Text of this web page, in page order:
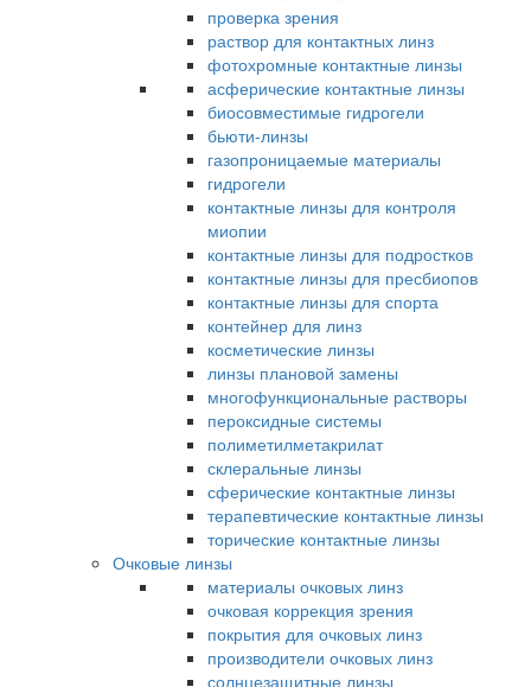
проверка зрения
раствор для контактных линз
фотохромные контактные линзы
асферические контактные линзы
биосовместимые гидрогели
бьюти-линзы
газопроницаемые материалы
гидрогели
контактные линзы для контроля
миопии
контактные линзы для подростков
контактные линзы для пресбиопов
контактные линзы для спорта
контейнер для линз
косметические линзы
линзы плановой замены
многофункциональные растворы
пероксидные системы
полиметилметакрилат
склеральные линзы
сферические контактные линзы
терапевтические контактные линзы
торические контактные линзы
Очковые линзы
материалы очковых линз
очковая коррекция зрения
покрытия для очковых линз
производители очковых линз
солнцезащитные линзы